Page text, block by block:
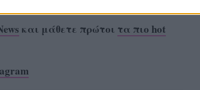
και μάθετε πρώτοι τα πιο hot